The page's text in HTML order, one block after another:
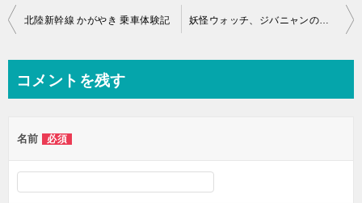
投
ビ
ー
シ
北陸新幹線 かがやき 乗車体験記 妖怪ウォッチ、ジバニャンの電車、新幹線画像
コメントを残す
名前 必須